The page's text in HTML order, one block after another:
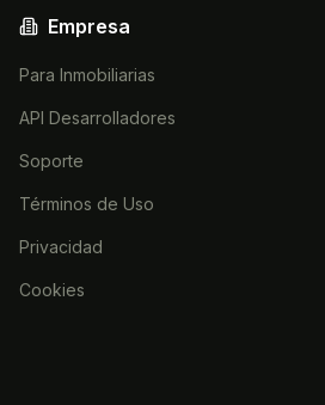
Empresa
Para Inmobiliarias
API Desarrolladores
Soporte
Términos de Uso
Privacidad
Cookies